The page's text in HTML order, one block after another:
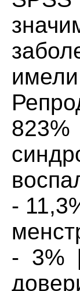
823%
-
- 3%